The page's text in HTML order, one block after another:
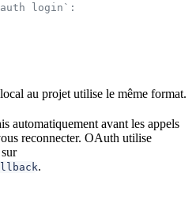
login`:
local au projet utilise le même format.
automatiquement avant les appels
reconnecter. OAuth utilise
.